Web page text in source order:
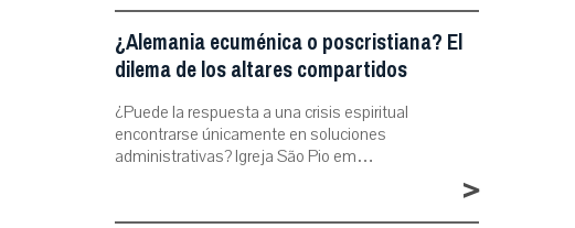
¿Alemania ecuménica o poscristiana? El
dilema de los altares compartidos
¿Puede la respuesta a una crisis espiritual
encontrarse únicamente en soluciones
administrativas? Igreja São Pio em…
>